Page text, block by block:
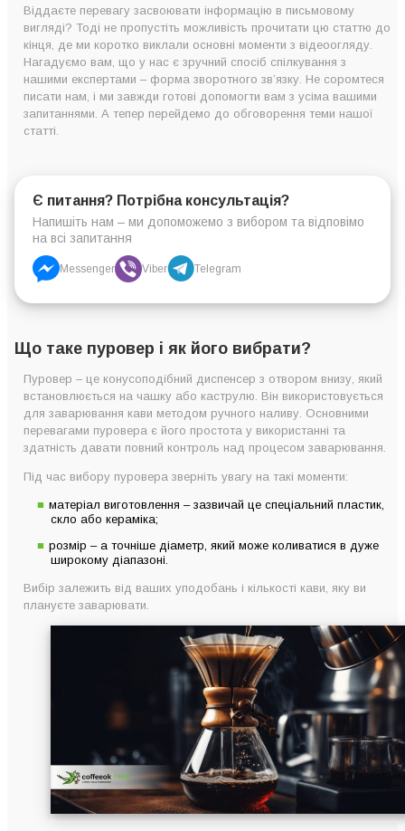
Віддаєте перевагу засвоювати інформацію в письмовому
вигляді? Тоді не пропустіть можливість прочитати цю статтю до
кінця, де ми коротко виклали основні моменти з відеоогляду.
Нагадуємо вам, що у нас є зручний спосіб спілкування з
нашими експертами – форма зворотного зв’язку. Не соромтеся
писати нам, і ми завжди готові допомогти вам з усіма вашими
запитаннями. А тепер перейдемо до обговорення теми нашої
статті.
Є питання? Потрібна консультація?
Напишіть нам – ми допоможемо з вибором та відповімо
на всі запитання
Messenger Viber Telegram
Що таке пуровер і як його вибрати?
Пуровер – це конусоподібний диспенсер з отвором внизу, який
встановлюється на чашку або каструлю. Він використовується
для заварювання кави методом ручного наливу. Основними
перевагами пуровера є його простота у використанні та
здатність давати повний контроль над процесом заварювання.
Під час вибору пуровера зверніть увагу на такі моменти:
матеріал виготовлення – зазвичай це спеціальний пластик,
скло або кераміка;
розмір – а точніше діаметр, який може коливатися в дуже
широкому діапазоні.
Вибір залежить від ваших уподобань і кількості кави, яку ви
плануєте заварювати.